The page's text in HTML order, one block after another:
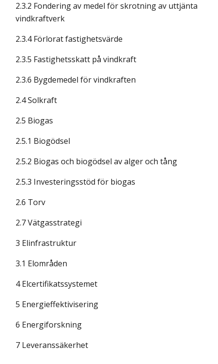
2.3.2 Fondering av medel för skrotning av uttjänta
vindkraftverk
2.3.4 Förlorat fastighetsvärde
2.3.5 Fastighetsskatt på vindkraft
2.3.6 Bygdemedel för vindkraften
2.4 Solkraft
2.5 Biogas
2.5.1 Biogödsel
2.5.2 Biogas och biogödsel av alger och tång
2.5.3 Investeringsstöd för biogas
2.6 Torv
2.7 Vätgasstrategi
3 Elinfrastruktur
3.1 Elområden
4 Elcertifikatssystemet
5 Energieffektivisering
6 Energiforskning
7 Leveranssäkerhet